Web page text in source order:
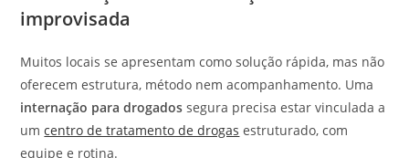
improvisada
Muitos locais se apresentam como solução rápida, mas não
oferecem estrutura, método nem acompanhamento. Uma
internação para drogados segura precisa estar vinculada a
umcentro de tratamento de drogas estruturado, com
equipe e rotina.